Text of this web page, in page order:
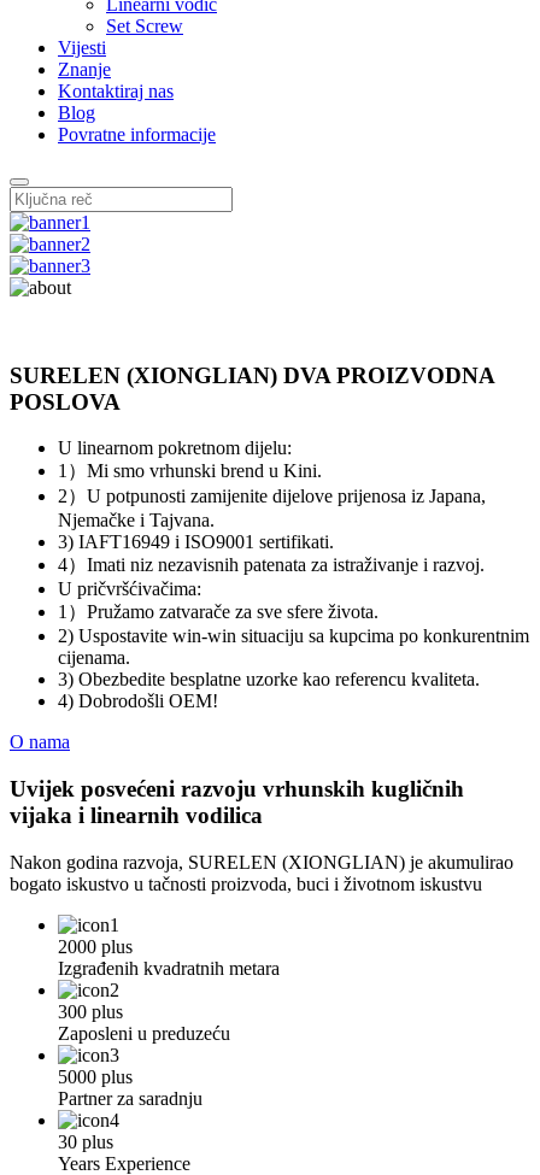
Linearni vodič
Set Screw
Vijesti
Znanje
Kontaktiraj nas
Blog
Povratne informacije
SURELEN (XIONGLIAN) DVA PROIZVODNA
POSLOVA
U linearnom pokretnom dijelu:
1）Mi smo vrhunski brend u Kini.
2）U potpunosti zamijenite dijelove prijenosa iz Japana,
Njemačke i Tajvana.
3) IAFT16949 i ISO9001 sertifikati.
4）Imati niz nezavisnih patenata za istraživanje i razvoj.
U pričvršćivačima:
1）Pružamo zatvarače za sve sfere života.
2) Uspostavite win-win situaciju sa kupcima po konkurentnim
cijenama.
3) Obezbedite besplatne uzorke kao referencu kvaliteta.
4) Dobrodošli OEM!
O nama
Uvijek posvećeni razvoju vrhunskih kugličnih
vijaka i linearnih vodilica
Nakon godina razvoja, SURELEN (XIONGLIAN) je akumulirao
bogato iskustvo u tačnosti proizvoda, buci i životnom iskustvu
2000 plus
Izgrađenih kvadratnih metara
300 plus
Zaposleni u preduzeću
5000 plus
Partner za saradnju
30 plus
Years Experience